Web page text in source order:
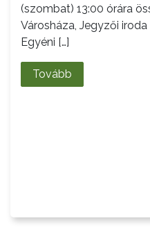
(szombat) 13:00 órára
Városháza, Jegyzői iroda
Egyéni […]
Tovább